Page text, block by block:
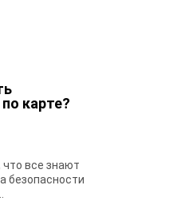
карте?
что все знают
безопасности